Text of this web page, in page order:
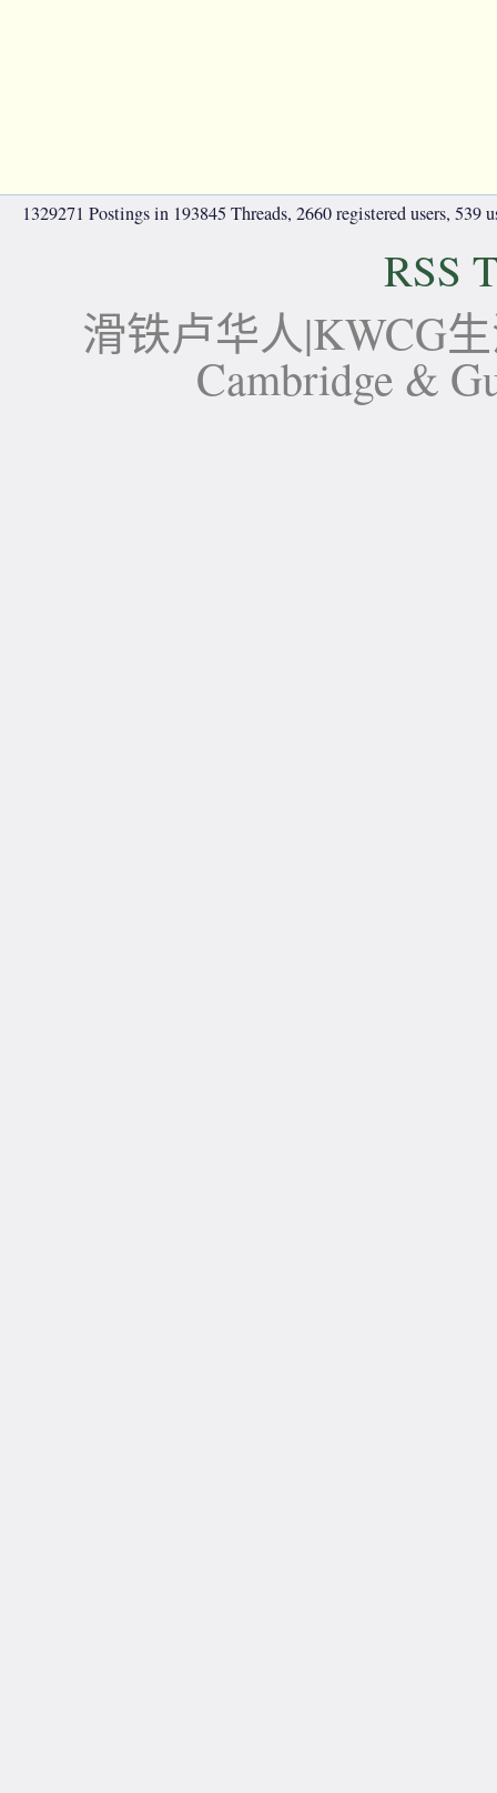
1329271 Postings in 193845 Threads, 2660 registered users, 539
RSS
滑铁卢华人|KWCG
Cambridge &